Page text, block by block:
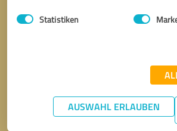
Statistiken
AUSWAHL ERLAUBEN
*
Nachricht senden